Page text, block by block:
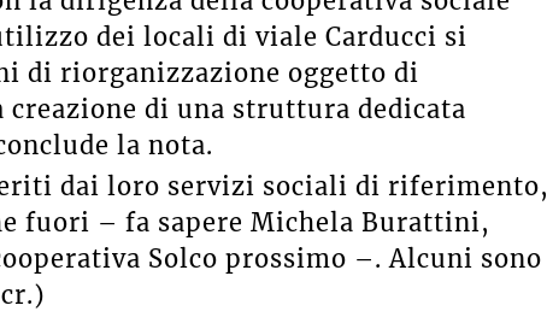
dei locali di viale Carducci si
di riorganizzazione oggetto di
di una struttura dedicata
la nota.
dai loro servizi sociali di riferimento,
fuori – fa sapere Michela Burattini,
Solco prossimo –. Alcuni sono